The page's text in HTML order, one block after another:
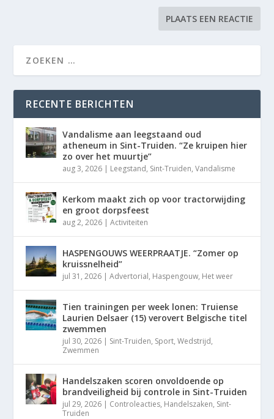
RECENTE BERICHTEN
Vandalisme aan leegstaand oud
atheneum in Sint-Truiden. “Ze kruipen hier
zo over het muurtje”
aug 3, 2026 | Leegstand, Sint-Truiden,Vandalisme
Kerkom maakt zich op voor tractorwijding
en groot dorpsfeest
aug 2, 2026 |Activiteiten
HASPENGOUWS WEERPRAATJE. “Zomer op
kruissnelheid”
jul 31, 2026 |Advertorial, Haspengouw, Het weer
Tien trainingen per week lonen: Truiense
Laurien Delsaer (15) verovert Belgische titel
zwemmen
jul 30, 2026 | Sint-Truiden, Sport,Wedstrijd,
Zwemmen
Handelszaken scoren onvoldoende op
brandveiligheid bij controle in Sint-Truiden
jul 29, 2026 | Controleacties, Handelszaken, Sint-
Truiden